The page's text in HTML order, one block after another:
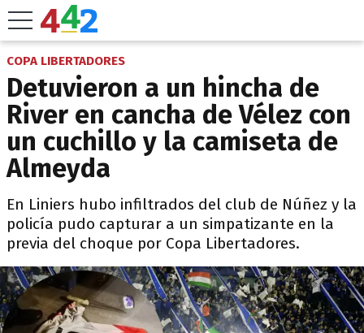
COPA LIBERTADORES
Detuvieron a un hincha de
River en cancha de Vélez con
un cuchillo y la camiseta de
Almeyda
En Liniers hubo infiltrados del club de Núñez y la
policía pudo capturar a un simpatizante en la
previa del choque por Copa Libertadores.